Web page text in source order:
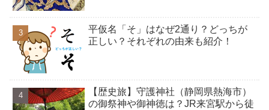
平仮名「そ」はなぜ2通り？どっちが
正しい？それぞれの由来も紹介！
【歴史旅】守護神社（静岡県熱海市）
の御祭神や御神徳は？JR来宮駅から徒